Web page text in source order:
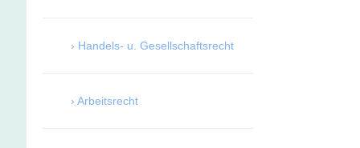
Handels- u. Gesellschaftsrecht
Arbeitsrecht